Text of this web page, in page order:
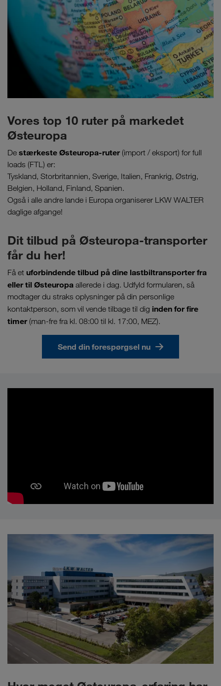
Vores top 10 ruter på markedet
Østeuropa
De stærkeste Østeuropa-ruter(import / eksport) for full
loads (FTL) er:
Tyskland, Storbritannien, Sverige, Italien, Frankrig, Østrig,
Belgien, Holland, Finland, Spanien.
Også i alle andre lande i Europa organiserer LKW WALTER
daglige afgange!
Dit tilbud på Østeuropa-transporter
får du her!
Få et uforbindende tilbud på dine lastbiltransporter fra
eller til Østeuropa allerede i dag. Udfyld formularen, så
modtager du straks oplysninger på din personlige
kontaktperson, som vil vende tilbage til dig inden for fire
timer(man-fre fra kl. 08:00 til kl. 17:00, MEZ).
Send din forespørgsel nu